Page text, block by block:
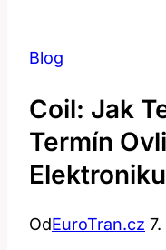
Blog
Coil: Jak
Termín
OdEuroTran.cz